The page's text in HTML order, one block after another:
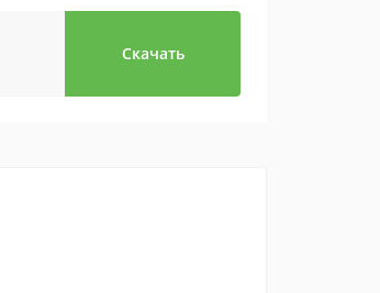
Скачать